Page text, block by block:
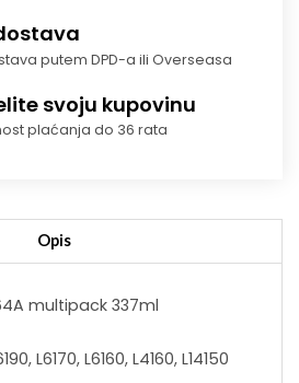
putem DPD-a ili Overseasa
svoju kupovinu
plaćanja do 36 rata
Opis
multipack 337ml
L6170, L6160, L4160, L14150